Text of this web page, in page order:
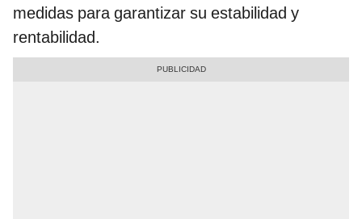
medidas para garantizar su estabilidad y
rentabilidad.